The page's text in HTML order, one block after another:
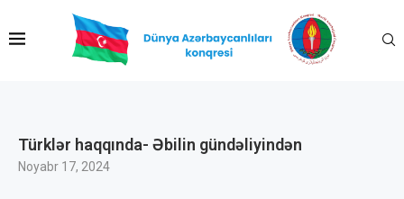
Türklər haqqında- Əbilin gündəliyindən
Noyabr 17, 2024